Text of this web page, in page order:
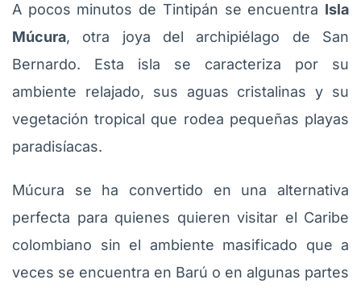
A pocos minutos de Tintipán se encuentra Isla
Múcura, otra joya del archipiélago de San
Bernardo. Esta isla se caracteriza por su
ambiente relajado, sus aguas cristalinas y su
vegetación tropical que rodea pequeñas playas
paradisíacas.
Múcura se ha convertido en una alternativa
perfecta para quienes quieren visitar el Caribe
colombiano sin el ambiente masificado que a
veces se encuentra en Barú o en algunas partes